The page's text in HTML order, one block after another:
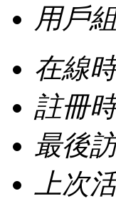
用戶
在線
註冊
最後
上次